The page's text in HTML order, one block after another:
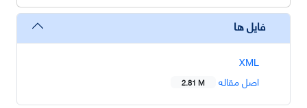
فایل ها
XML
اصل مقاله
2.81 M